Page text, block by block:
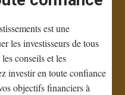
est une
les investisseurs de tous
conseils et les
investir en toute confiance
objectifs financiers à